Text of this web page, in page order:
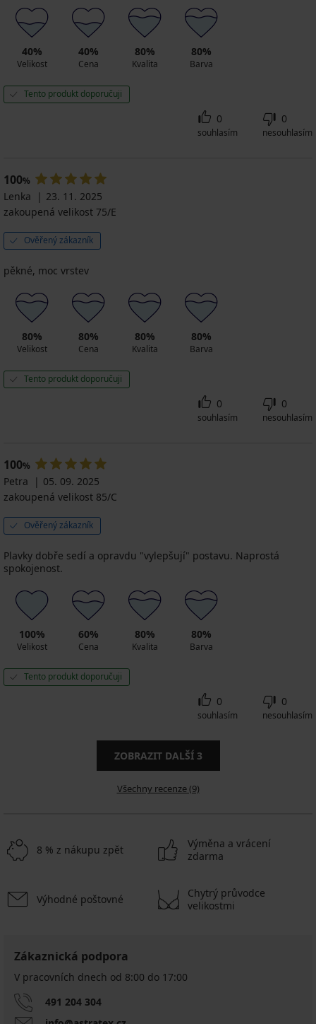
40%
Velikost
40%
Cena
80%
Kvalita
80%
Barva
Tento produkt doporučuji
0
souhlasím
0
nesouhlasím
100%
Lenka
23. 11. 2025
zakoupená velikost 75/E
Ověřený zákazník
pěkné, moc vrstev
80%
Velikost
80%
Cena
80%
Kvalita
80%
Barva
Tento produkt doporučuji
0
souhlasím
0
nesouhlasím
100%
Petra
05. 09. 2025
zakoupená velikost 85/C
Ověřený zákazník
Plavky dobře sedí a opravdu "vylepšují" postavu. Naprostá
spokojenost.
100%
Velikost
60%
Cena
80%
Kvalita
80%
Barva
Tento produkt doporučuji
0
souhlasím
0
nesouhlasím
ZOBRAZIT DALŠÍ 3
Všechny recenze (9)
8 % z nákupu zpět
Výměna a vrácení
zdarma
Výhodné poštovné
Chytrý průvodce
velikostmi
Zákaznická podpora
V pracovních dnech od 8:00 do 17:00
491 204 304